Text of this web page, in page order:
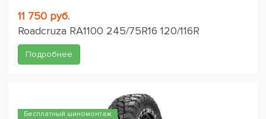
11 750 руб.
Roadcruza RA1100 245/75R16 120/116R
Подробнее
Бесплатный шиномонтаж